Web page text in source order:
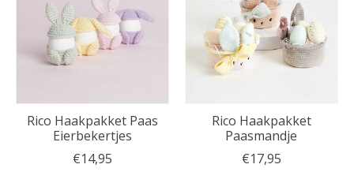
Rico Haakpakket Paas
Eierbekertjes
€14,95
Rico Haakpakket
Paasmandje
€17,95